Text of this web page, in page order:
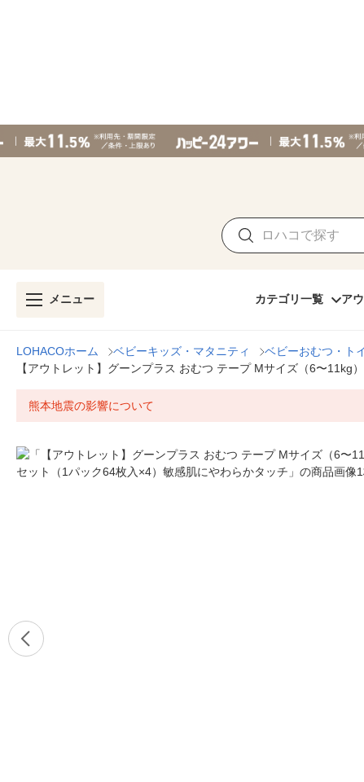
メニュー カテゴリ一覧 ア
LOHACOホーム ベビーキッズ・マタニティ ベビーおむつ・ト
【アウトレット】グーンプラス おむつ テープ Mサイズ（6〜
熊本地震の影響について